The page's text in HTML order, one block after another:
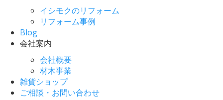
イシモクのリフォーム
リフォーム事例
Blog
会社案内
会社概要
材木事業
雑貨ショップ
ご相談・お問い合わせ